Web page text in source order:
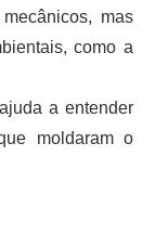
mas
como a
a entender
moldaram o